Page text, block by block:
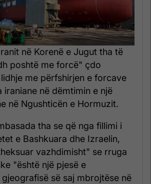
në Korenë e Jugut tha të
poshtë me forcë" çdo
me përfshirjen e forcave
iraniane në dëmtimin e një
në Ngushticën e Hormuzit.
tha se që nga fillimi i
e Bashkuara dhe Izraelin,
vazhdimisht" se rruga
"është një pjesë e
së saj mbrojtëse në